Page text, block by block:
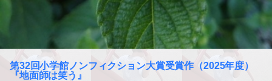
第32回小学館ノンフィクション大賞受賞作（2025年度）
『地面師は笑う』